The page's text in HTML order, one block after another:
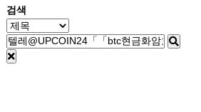
검색